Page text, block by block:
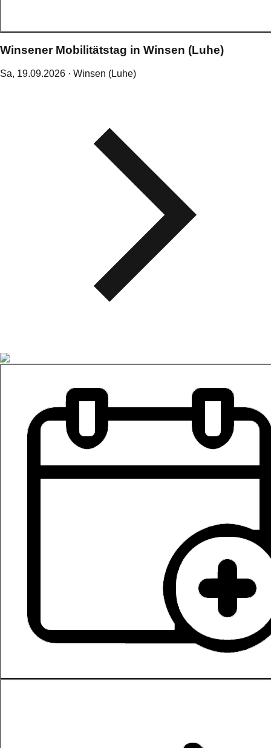
Winsener Mobilitätstag in Winsen (Luhe)
Sa, 19.09.2026 · Winsen (Luhe)